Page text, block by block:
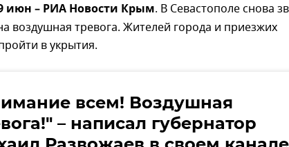
– РИА Новости Крым. В Севастополе снова
воздушная тревога. Жителей города и приезжих
в укрытия.
всем! Воздушная
– написал губернатор